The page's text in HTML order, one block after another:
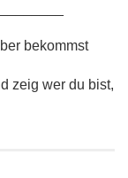
bekommst
zeig wer du bist,